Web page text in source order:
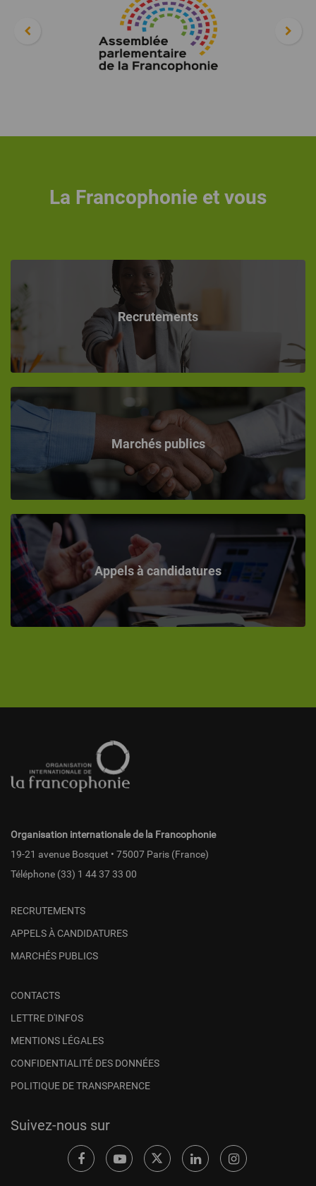
La Francophonie et vous
Recrutements
Marchés publics
Appels à candidatures
page
Organisation internationale de la Francophonie
19-21 avenue Bosquet • 75007 Paris (France)
Téléphone (33) 1 44 37 33 00
RECRUTEMENTS
APPELS À CANDIDATURES
MARCHÉS PUBLICS
CONTACTS
LETTRE D'INFOS
MENTIONS LÉGALES
CONFIDENTIALITÉ DES DONNÉES
POLITIQUE DE TRANSPARENCE
Suivez-nous sur